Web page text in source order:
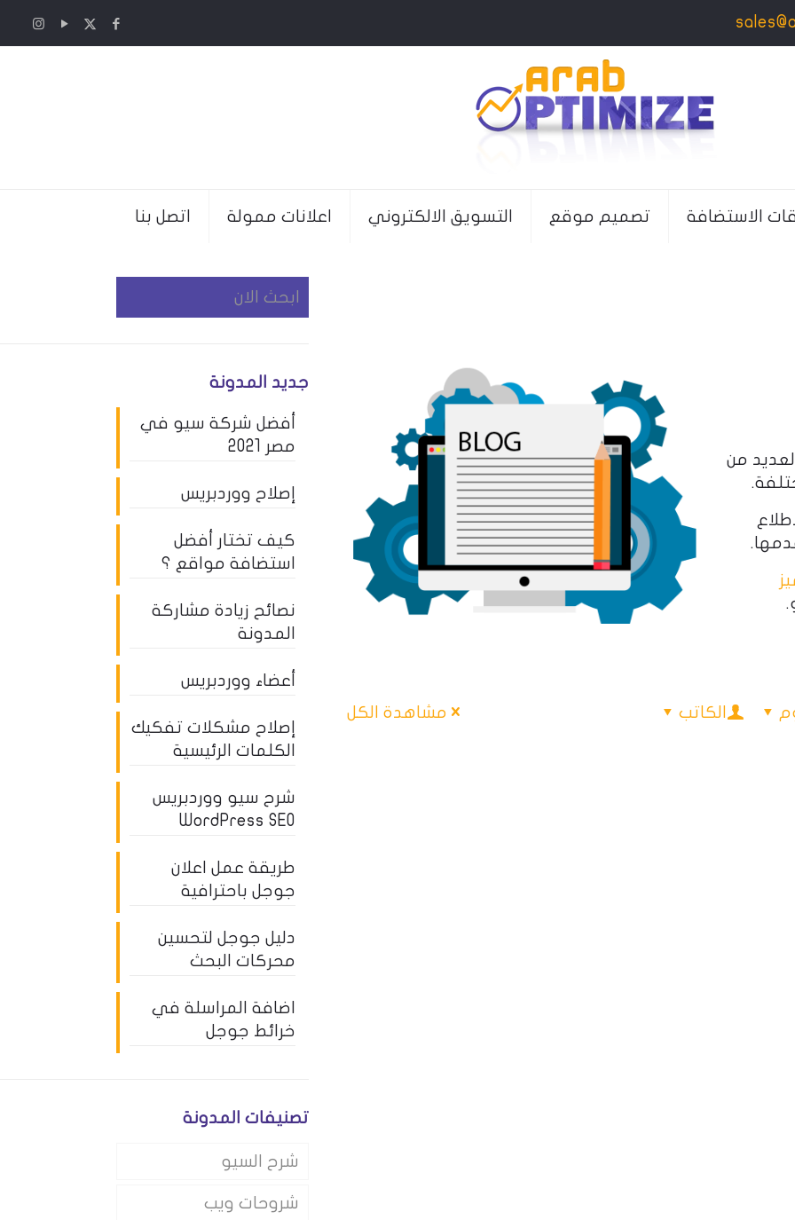
الاستضافة تصميم موقع التسويق الالكتروني اعلانات ممولة اتصل بنا
من
الكاتب مشاهدة الكل
جديد المدونة
أفضل شركة سيو في
مصر 2021
إصلاح ووردبريس
كيف تختار أفضل
استضافة مواقع ؟
نصائح زيادة مشاركة
المدونة
أعضاء ووردبريس
إصلاح مشكلات تفكيك
الكلمات الرئيسية
شرح سيو ووردبريس
WordPress SEO
طريقة عمل اعلان
جوجل باحترافية
دليل جوجل لتحسين
محركات البحث
اضافة المراسلة في
خرائط جوجل
تصنيفات المدونة
شرح السيو
شروحات ويب